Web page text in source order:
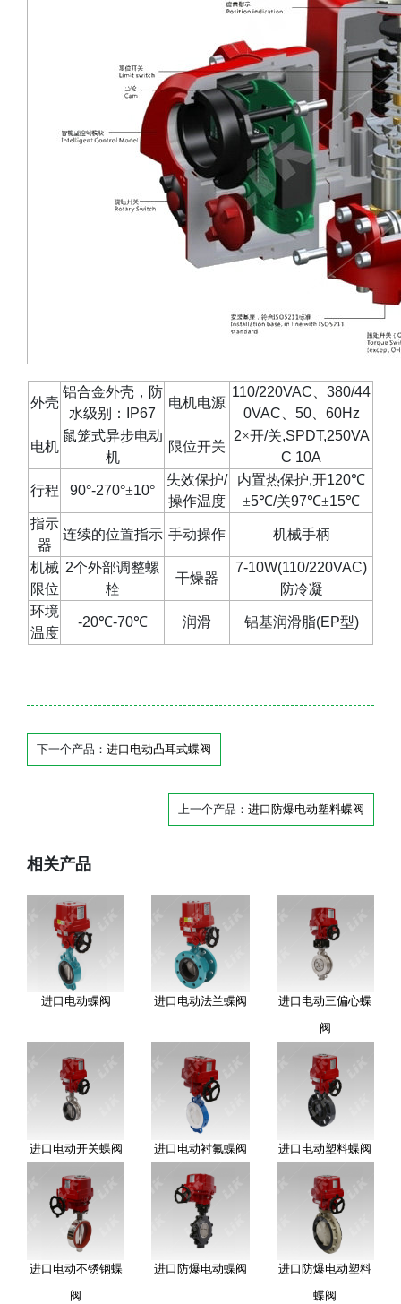
外壳
铝合金外壳，防
水级别：
IP67
电机电源
110/220VAC
380/44
0VAC
50、 60Hz
电机
鼠笼式异步电动
机
限位开关
2×开/关,SPDT,250VA
C 10A
行程 90°-270°±10°
失效保护/
操作温度
内置热保护,开120℃
±5℃/关97℃±15℃
指示
器
连续的位置指示 手动操作 机械手柄
机械
限位
2个外部调整螺
栓
干燥器
7-10W(110/220VAC)
防冷凝
环境
温度
-20℃-70℃ 润滑 铝基润滑脂(EP型)
下一个产品： 进口电动凸耳式蝶阀
上一个产品： 进口防爆电动塑料蝶阀
相关产品
进口电动蝶阀 进口电动法兰蝶阀
进口电动三偏心蝶
阀
进口电动开关蝶阀 进口电动衬氟蝶阀 进口电动塑料蝶阀
进口电动不锈钢蝶
阀
进口防爆电动蝶阀
进口防爆电动塑料
蝶阀